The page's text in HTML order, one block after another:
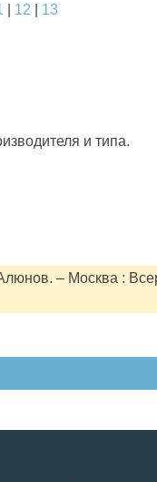
12 13
и типа.
– Москва :